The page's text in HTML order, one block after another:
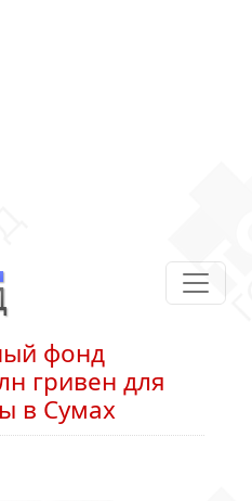
фонд
гривен для
в Сумах